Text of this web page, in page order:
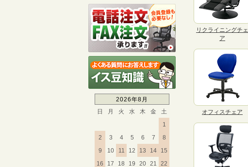
2026年8月
日
月 火 水 木 金 土
1
2 3 4 5 6 7 8
9 10 11 12 13 14 15
16 17 18 19 20 21 22
リクライニングチェ
ア
オフィスチェア